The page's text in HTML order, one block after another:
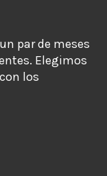
par de meses
Elegimos
los